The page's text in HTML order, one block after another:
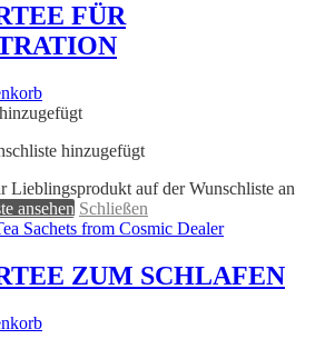
FÜR
Lieblingsprodukt auf der Wunschliste an
ansehen Schließen
ZUM SCHLAFEN